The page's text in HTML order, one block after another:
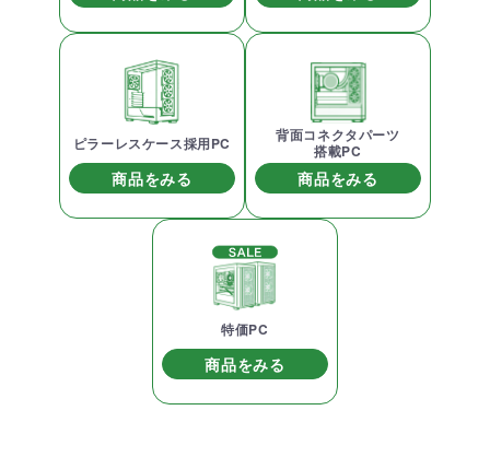
ピラーレスケース採用PC
商品をみる
背面コネクタパーツ
搭載PC
商品をみる
特価PC
商品をみる